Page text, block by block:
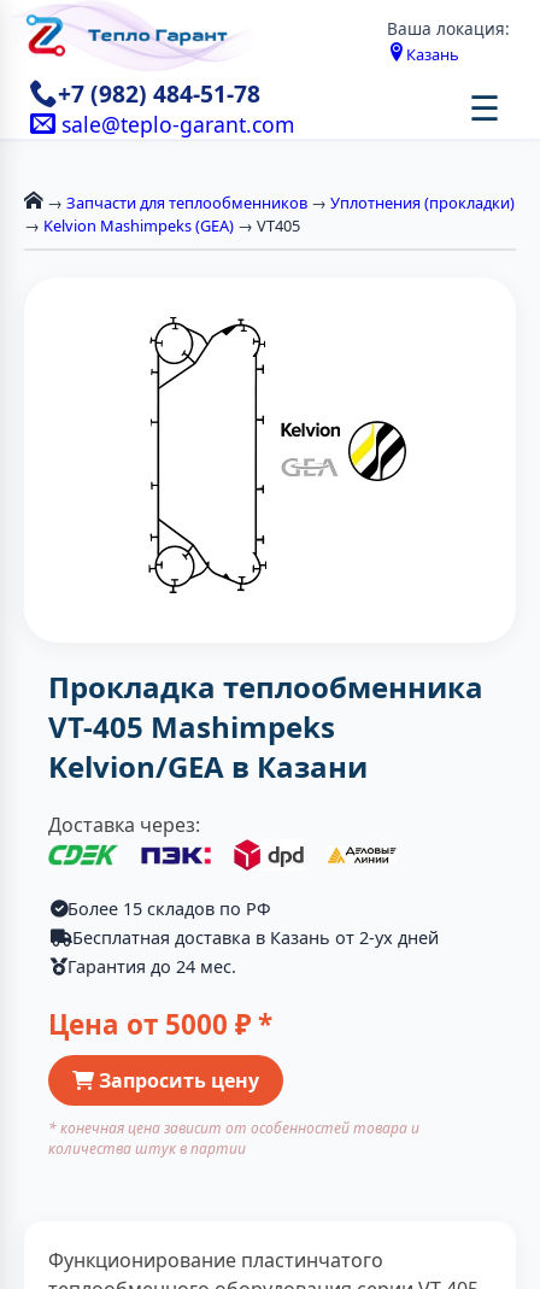
Ваша локация:
Казань
+7 (982) 484-51-78
sale@teplo-garant.com ☰
→ Запчасти для теплообменников → Уплотнения (прокладки)
→ Kelvion Mashimpeks (GEA) → VT405
Прокладка теплообменника
VT-405 Mashimpeks
Kelvion/GEA в Казани
Доставка через:
Более 15 складов по РФ
Бесплатная доставка в Казань от 2-ух дней
Гарантия до 24 мес.
Цена от 5000 ₽ *
Запросить цену
* конечная цена зависит от особенностей товара и
количества штук в партии
Функционирование пластинчатого